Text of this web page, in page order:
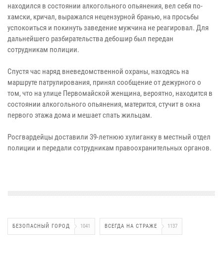
находился в состоянии алкогольного опьянения, вел себя по-
хамски, кричал, выражался нецензурной бранью, на просьбы
успокоиться и покинуть заведение мужчина не реагировал. Для
дальнейшего разбирательства дебошир был передан
сотрудникам полиции.
Спустя час наряд вневедомственной охраны, находясь на
маршруте патрулирования, принял сообщение от дежурного о
том, что на улице Первомайской женщина, вероятно, находится в
состоянии алкогольного опьянения, матерится, стучит в окна
первого этажа дома и мешает спать жильцам.
Росгвардейцы доставили 39-летнюю хулиганку в местный отдел
полиции и передали сотрудникам правоохранительных органов.
БЕЗОПАСНЫЙ ГОРОД 1041 ВСЕГДА НА СТРАЖЕ 1137